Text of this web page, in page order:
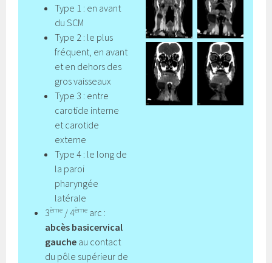
Type 1 : en avant
du SCM
Type 2 : le plus
fréquent, en avant
et en dehors des
gros vaisseaux
Type 3 : entre
carotide interne
et carotide
externe
Type 4 : le long de
la paroi
pharyngée
latérale
3ème / 4ème arc :
abcès basicervical
gauche au contact
du pôle supérieur de